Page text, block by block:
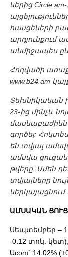
ներից
հասցեների
արդյունքում
անմիջապես
Հոդվածի
www.b24.am
Տեխնիկական
23-ից մինչև
գործել:
են տվյալ
ամսվա
թվերը: Ամեն
տվյալները
ԱՄՍԱԿԱՆ
Սեպտեմբեր –
-0.12 տոկ. կետ),
Ucom` 14.02%